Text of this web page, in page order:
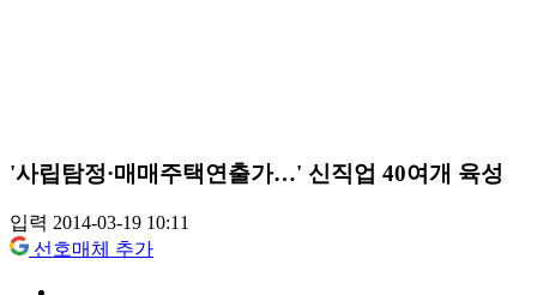
'사립탐정·매매주택연출가…' 신직업 40여개 육성
입력 2014-03-19 10:11
선호매체 추가